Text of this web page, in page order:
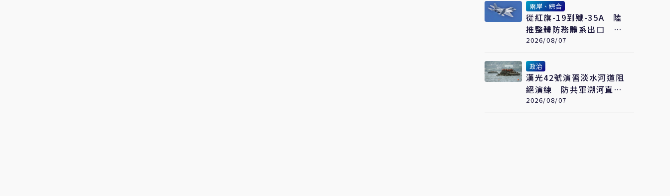
兩岸、綜合
從紅旗-19到殲-35A 陸
推整體防務體系出口 巴
基斯坦成首要合作案例
2026/08/07
政治
漢光42號演習淡水河道阻
絕演練 防共軍溯河直取
台北
2026/08/07